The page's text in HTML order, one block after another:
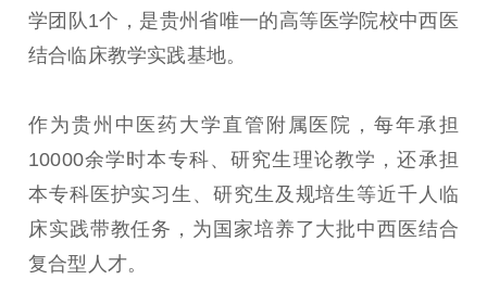
学团队1个，是贵州省唯一的高等医学院校中西医
结合临床教学实践基地。
作为贵州中医药大学直管附属医院，每年承担
10000余学时本专科、研究生理论教学，还承担
本专科医护实习生、研究生及规培生等近千人临
床实践带教任务，为国家培养了大批中西医结合
复合型人才。